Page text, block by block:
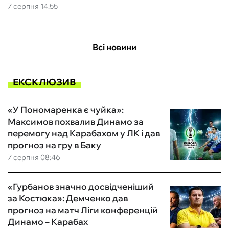
7 серпня 14:55
Всі новини
ЕКСКЛЮЗИВ
7 серпня 08:46
«У Пономаренка є чуйка»:
Максимов похвалив Динамо за
перемогу над Карабахом у ЛК і дав
прогноз на гру в Баку
«Гурбанов значно досвідченіший
за Костюка»: Демченко дав
прогноз на матч Ліги конференцій
Динамо – Карабах